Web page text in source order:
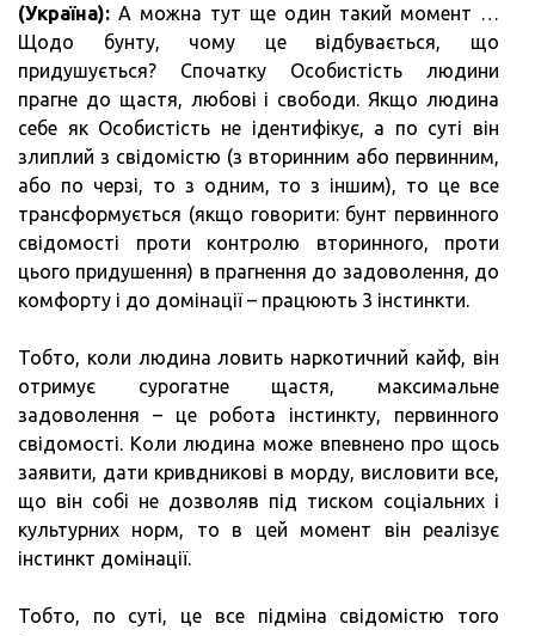
(Україна): А можна тут ще один такий момент …
Щодо бунту, чому це відбувається, що
придушується? Спочатку Особистість людини
прагне до щастя, любові і свободи. Якщо людина
себе як Особистість не ідентифікує, а по суті він
злиплий з свідомістю (з вторинним або первинним,
або по черзі, то з одним, то з іншим), то це все
трансформується (якщо говорити: бунт первинного
свідомості проти контролю вторинного, проти
цього придушення) в прагнення до задоволення, до
комфорту і до домінації – працюють 3 інстинкти.
Тобто, коли людина ловить наркотичний кайф, він
отримує сурогатне щастя, максимальне
задоволення – це робота інстинкту, первинного
свідомості. Коли людина може впевнено про щось
заявити, дати кривдникові в морду, висловити все,
що він собі не дозволяв під тиском соціальних і
культурних норм, то в цей момент він реалізує
інстинкт домінації.
Тобто, по суті, це все підміна свідомістю того